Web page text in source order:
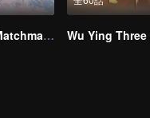
Fox Spirit Matchmaker